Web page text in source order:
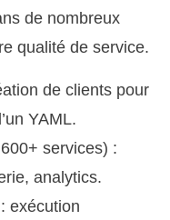
de nombreux
qualité de service.
de clients pour
YAML.
services) :
analytics.
: exécution